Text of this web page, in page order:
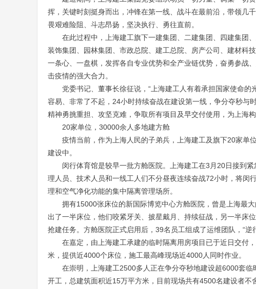
挥，关键时刻挺身而出，冲锋在第一线、战斗在最前沿，带领几
畏艰难险阻、斗志昂扬，坚决执行、勇往直前。
在此过程中，上海建工旗下一建集团、二建集团、四建集团
装饰集团、园林集团、市政总院、建工总院、房产公司、建材科
一条心、一盘棋，发挥各自专业优势和全产业链优势，奋勇参战
击疫情的强大合力。
党委书记、董事长徐征说，“上海建工人有着承担国家使命
容易、非常了不起，24小时持续奋战在建设第一线，争分夺秒与
精神勇挑重担、攻坚克难，争取所有项目及早交付使用，为上海
20家单位，30000余人多地建方舱
疫情当前，作为上海人民的子弟兵，上海建工及旗下20家单
建设中。
闵行体育馆是较早一批方舱医院。上海建工在3月20日接到
理人员、技术人员和一线工人们不分昼夜连续奋战72小时，将闵
理和空气净化功能的集中隔离管理场所。
拥有15000张床位的新国际博览中心方舱医院，曾是上海最
出了一半床位，他们咬紧牙关、披星戴月、持续征战，另一半床
抢建任务。方舱医院正式启用后，39名员工组成了运维团队，“逆
在嘉定，由上海建工承建的临时隔离用房项目已于近日交付
米，提供近4000个床位，施工最高峰现场近4000人同时作业。
在崇明，上海建工2500多人正在争分夺秒地建设超6000套
开工，总建筑面积近15万平方米，目前现场共有4500名建设者不